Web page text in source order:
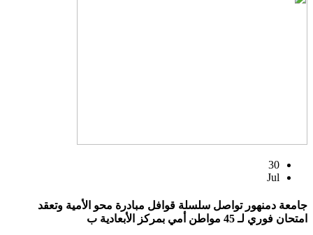
30
Jul
جامعة دمنهور تواصل سلسلة قوافل مبادرة محو الأمية وتعقد
امتحان فوري لـ 45 مواطن أمي بمركز الأبعادية ب